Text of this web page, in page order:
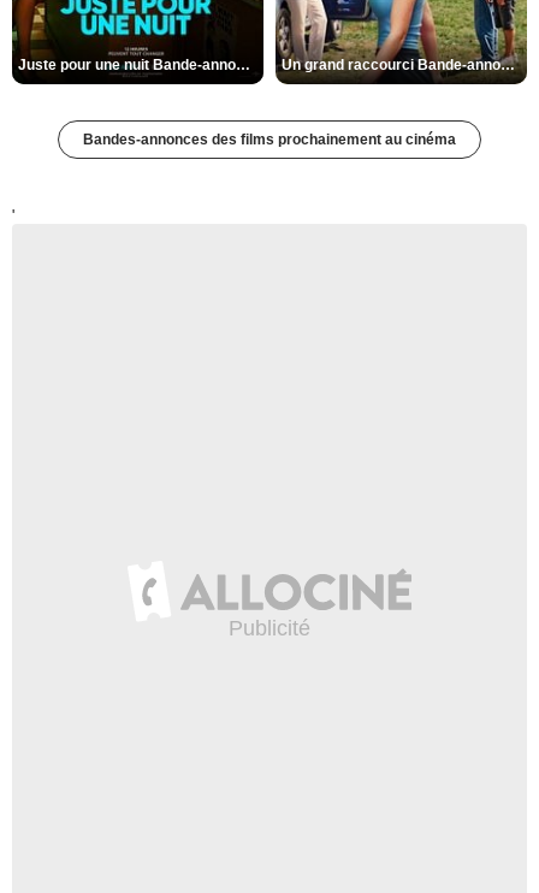
Juste pour une nuit Bande-annonce VO STFR Un grand raccourci Bande-annonce VF
Bandes-annonces des films prochainement au cinéma
'